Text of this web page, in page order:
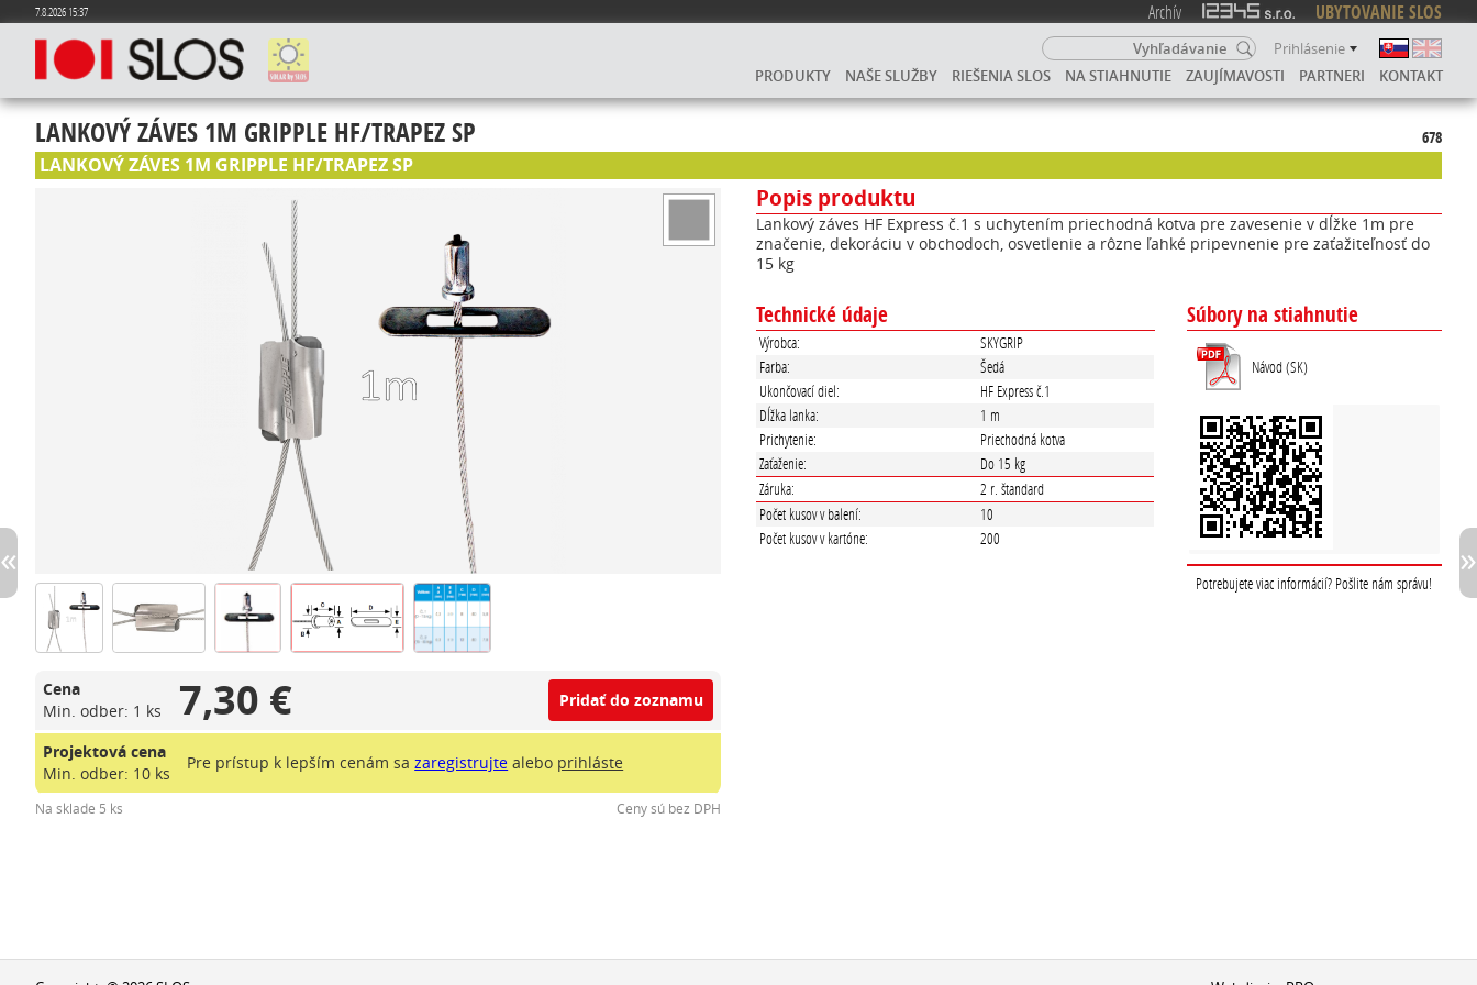
7.8.2026 15:37 Archív UBYTOVANIE SLOS
Prihlásenie
PRODUKTY
NAŠE SLUŽBY RIEŠENIA SLOS NA STIAHNUTIE ZAUJÍMAVOSTI PARTNERI KONTAKT
LANKOVÝ ZÁVES 1M GRIPPLE HF/TRAPEZ SP 678
LANKOVÝ ZÁVES 1M GRIPPLE HF/TRAPEZ SP
Cena
Min. odber: 1 ks 7,30 € Pridať do zoznamu
Projektová cena
Min. odber: 10 ks
Pre prístup k lepším cenám sazaregistrujte alebo prihláste
Na sklade 5 ks Ceny sú bez DPH
Popis produktu
Lankový záves HF Express č.1 s uchytením priechodná kotva pre zavesenie v dĺžke 1m pre
značenie, dekoráciu v obchodoch, osvetlenie a rôzne ľahké pripevnenie pre zaťažiteľnosť do
15 kg
Technické údaje
Výrobca:
SKYGRIP
Farba:
Šedá
Ukončovací diel:
HF Express č.1
Dĺžka lanka:
1 m
Prichytenie:
Priechodná kotva
Zaťaženie:
Do 15 kg
Záruka:
2 r. štandard
Počet kusov v balení:
10
Počet kusov v kartóne:
200
Súbory na stiahnutie
Návod (SK)
Potrebujete viac informácií? Pošlite nám správu!